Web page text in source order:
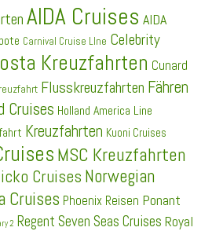
AIDA Cruises AIDA
Carnival Cruise LIne Celebrity
Kreuzfahrten Cunard
Flusskreuzfahrten Fähren
Cruises Holland America Line
Kreuzfahrten Kuoni Cruises
MSC Kreuzfahrten
Cruises Norwegian
Cruises Phoenix Reisen Ponant
2 Regent Seven Seas Cruises Royal